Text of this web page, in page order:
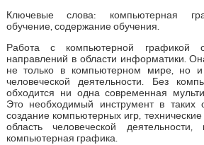
Ключевые слова: компьютерная
обучение, содержание обучения.
Работа с компьютерной графикой
направлений в области информатики.
не только в компьютерном мире, но
человеческой деятельности. Без
обходится ни одна современная
Это необходимый инструмент в таких
создание компьютерных игр,
область человеческой
компьютерная графика.